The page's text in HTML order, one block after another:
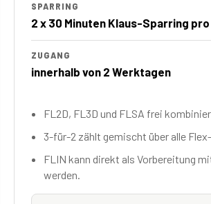
SPARRING
2 x 30 Minuten Klaus-Sparring
ZUGANG
innerhalb von 2 Werktagen
FL2D, FL3D und FLSA frei
3-für-2 zählt gemischt über alle
FLIN kann direkt als Vorbereitung
werden.